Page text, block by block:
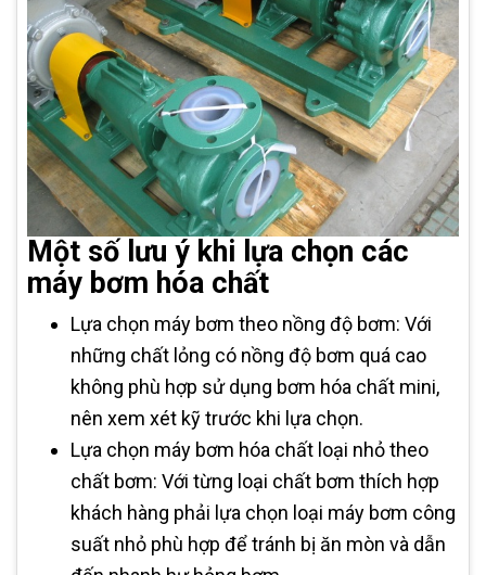
Một số lưu ý khi lựa chọn các
máy bơm hóa chất
Lựa chọn máy bơm theo nồng độ bơm: Với
những chất lỏng có nồng độ bơm quá cao
không phù hợp sử dụng bơm hóa chất mini,
nên xem xét kỹ trước khi lựa chọn.
Lựa chọn máy bơm hóa chất loại nhỏ theo
chất bơm: Với từng loại chất bơm thích hợp
khách hàng phải lựa chọn loại máy bơm công
suất nhỏ phù hợp để tránh bị ăn mòn và dẫn